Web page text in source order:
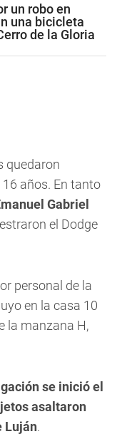
un robo en
una bicicleta
de la Gloria
quedaron
años. En tanto
Gabriel
el Dodge
personal de la
en la casa 10
la manzana H,
se inició el
asaltaron
Luján.